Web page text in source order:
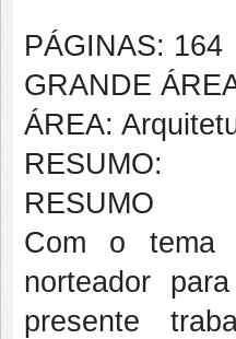
PÁGINAS: 164
GRANDE
ÁREA:
RESUMO:
RESUMO
Com o tema
norteador
presente